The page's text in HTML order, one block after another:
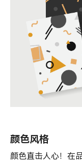
颜色风格
颜色直击人心！在